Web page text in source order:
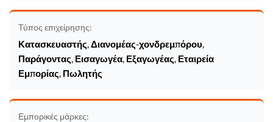
Τύπος επιχείρησης:
Κατασκευαστής, Διανομέας-χονδρεμπόρου,
Παράγοντας, Εισαγωγέα, Εξαγωγέας, Εταιρεία
Εμπορίας, Πωλητής
Εμπορικές μάρκες: